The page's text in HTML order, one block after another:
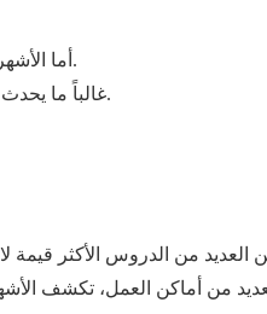
أما الأشهر الاثنا عشر القادمة فتتمحور حول ضمان استمرار عمل النظام بسلاسة.
غالباً ما يحدث هذا عندما تكتسب الشركات فهماً أوضح لما يناسب فرقها بشكل أفضل.